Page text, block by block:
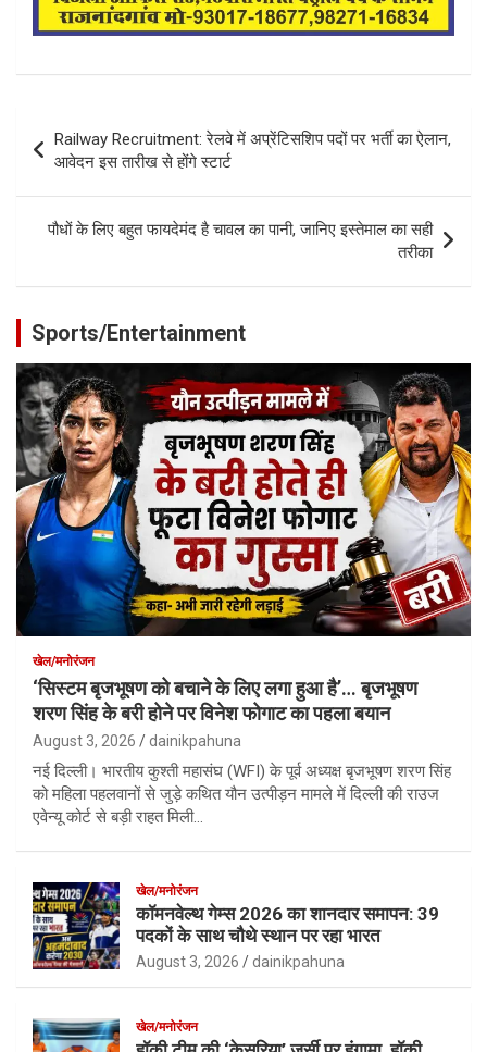
navigation
Railway Recruitment: रेलवे में अप्रेंटिसशिप पदों पर भर्ती का ऐलान,
आवेदन इस तारीख से होंगे स्टार्ट
पौधों के लिए बहुत फायदेमंद है चावल का पानी, जानिए इस्तेमाल का सही
तरीका
Sports/Entertainment
खेल/मनोरंजन
‘सिस्टम बृजभूषण को बचाने के लिए लगा हुआ है’… बृजभूषण
शरण सिंह के बरी होने पर विनेश फोगाट का पहला बयान
August 3, 2026 dainikpahuna
नई दिल्ली। भारतीय कुश्ती महासंघ (WFI) के पूर्व अध्यक्ष बृजभूषण शरण सिंह
को महिला पहलवानों से जुड़े कथित यौन उत्पीड़न मामले में दिल्ली की राउज
एवेन्यू कोर्ट से बड़ी राहत मिली…
खेल/मनोरंजन
कॉमनवेल्थ गेम्स 2026 का शानदार समापन: 39
पदकों के साथ चौथे स्थान पर रहा भारत
August 3, 2026 dainikpahuna
खेल/मनोरंजन